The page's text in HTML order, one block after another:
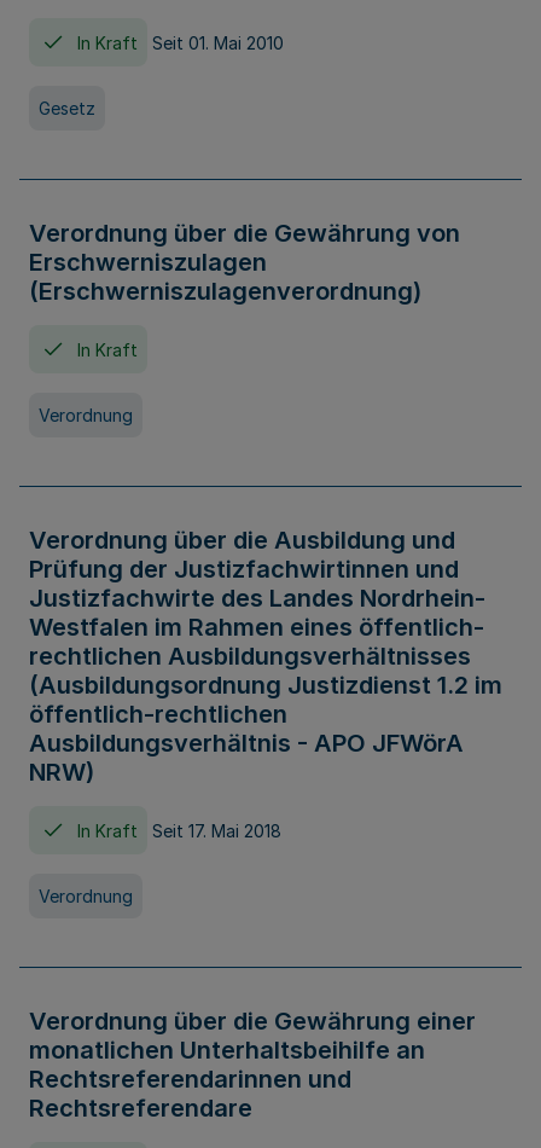
In Kraft Seit 01. Mai 2010
Gesetz
Verordnung über die Gewährung von
Erschwerniszulagen
(Erschwerniszulagenverordnung)
In Kraft
Verordnung
Verordnung über die Ausbildung und
Prüfung der Justizfachwirtinnen und
Justizfachwirte des Landes Nordrhein-
Westfalen im Rahmen eines öffentlich-
rechtlichen Ausbildungsverhältnisses
(Ausbildungsordnung Justizdienst 1.2 im
öffentlich-rechtlichen
Ausbildungsverhältnis - APO JFWörA
NRW)
In Kraft Seit 17. Mai 2018
Verordnung
Verordnung über die Gewährung einer
monatlichen Unterhaltsbeihilfe an
Rechtsreferendarinnen und
Rechtsreferendare